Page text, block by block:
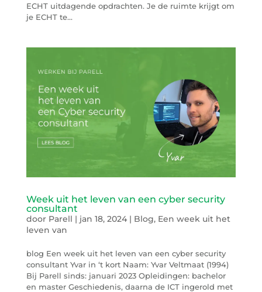
ECHT uitdagende opdrachten. Je de ruimte krijgt om
je ECHT te...
Week uit het leven van een cyber security
consultant
door Parell | jan 18, 2024| Blog, Een week uit het
leven van
blog Een week uit het leven van een cyber security
consultant Yvar in ‘t kort Naam: Yvar Veltmaat (1994)
Bij Parell sinds: januari 2023 Opleidingen: bachelor
en master Geschiedenis, daarna de ICT ingerold met